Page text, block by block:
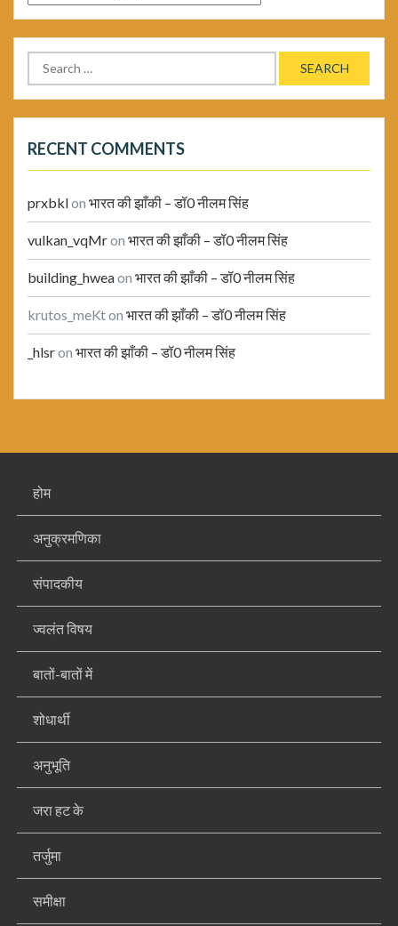
Search
for:
RECENT COMMENTS
prxbklon भारत की झाँकी – डॉ0 नीलम सिंह
vulkan_vqMron भारत की झाँकी – डॉ0 नीलम सिंह
building_hweaon भारत की झाँकी – डॉ0 नीलम सिंह
krutos_meKton भारत की झाँकी – डॉ0 नीलम सिंह
_hlsron भारत की झाँकी – डॉ0 नीलम सिंह
होम
अनुक्रमणिका
संपादकीय
ज्वलंत विषय
बातों-बातों में
शोधार्थी
अनुभूति
जरा हट के
तर्जुमा
समीक्षा